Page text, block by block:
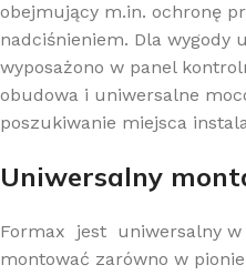
obejmujący m.in. ochronę
nadciśnieniem. Dla wygody
wyposażono w panel
obudowa i uniwersalne
poszukiwanie miejsca
Uniwersalny
Formax jest uniwersalny w
montować zarówno w